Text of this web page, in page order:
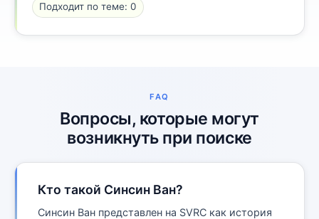
Подходит по теме: 0
FAQ
Вопросы, которые могут
возникнуть при поиске
Кто такой Синсин Ван?
Синсин Ван представлен на SVRC как история